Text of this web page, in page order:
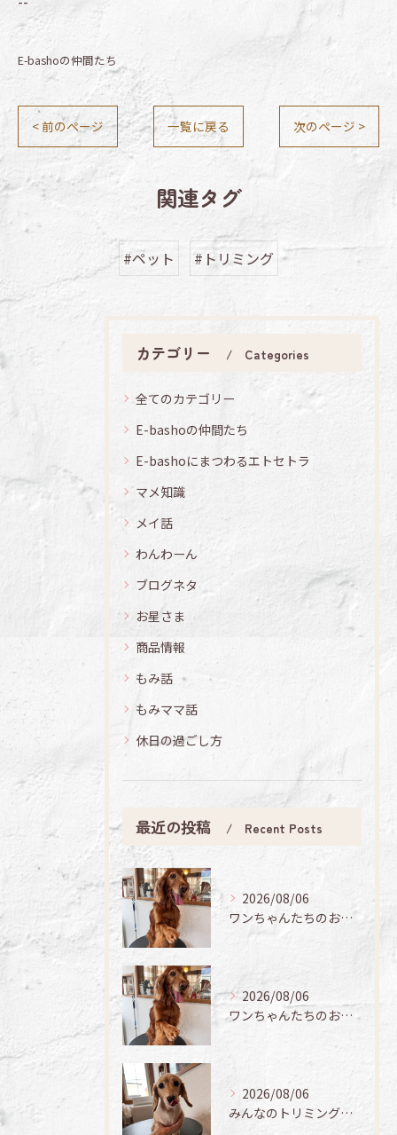
E-bashoの仲間たち
< 前のページ 一覧に戻る 次のページ >
関連タグ
#ペット #トリミング
カテゴリー Categories
全てのカテゴリー
E-bashoの仲間たち
E-bashoにまつわるエトセトラ
マメ知識
メイ話
わんわーん
ブログネタ
お星さま
商品情報
もみ話
もみママ話
休日の過ごし方
最近の投稿 Recent Posts
2026/08/06
ワンちゃんたちのお手入れ日記🐶✨
2026/08/06
ワンちゃんたちのお手入れ日記🐶✨
2026/08/06
みんなのトリミング日記🌟